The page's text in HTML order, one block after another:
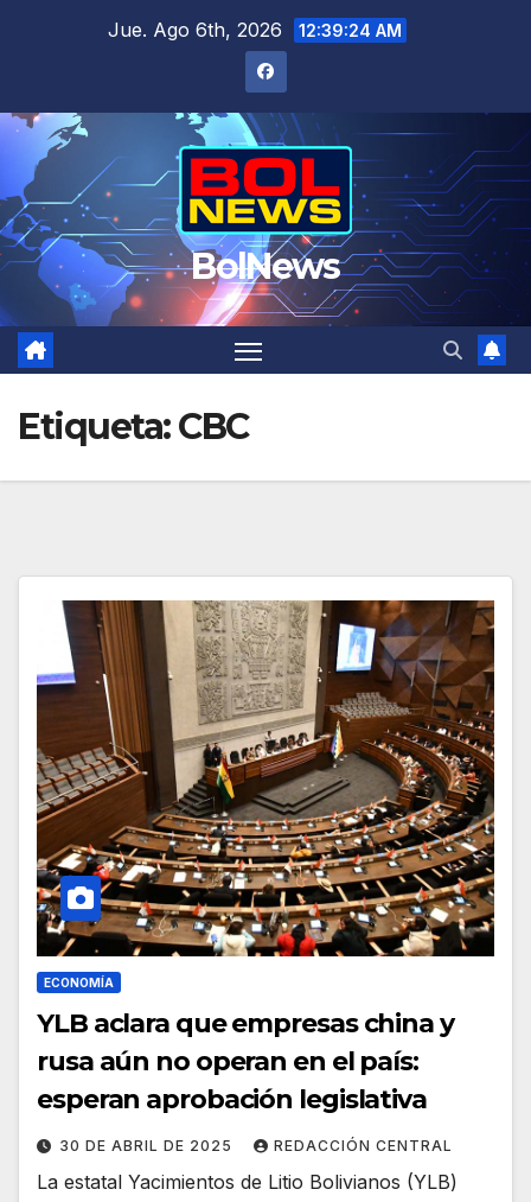
Jue. Ago 6th, 2026 12:39:24 AM
BolNews
Etiqueta:CBC
ECONOMÍA
YLB aclara que empresas china y
rusa aún no operan en el país:
esperan aprobación legislativa
30 DE ABRIL DE 2025 REDACCIÓN CENTRAL
La estatal Yacimientos de Litio Bolivianos (YLB)